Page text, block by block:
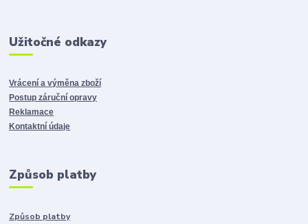
Užitočné odkazy
Vrácení a výměna zboží
Postup záruční opravy
Reklamace
Kontaktní údaje
Způsob platby
Způsob platby